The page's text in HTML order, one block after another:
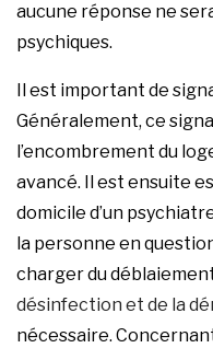
aucune réponse ne
psychiques.
Il est important de
Généralement, ce
l’encombrement du
avancé. Il est ensuite
domicile d’un
la personne en
charger du
désinfection et de la
nécessaire.